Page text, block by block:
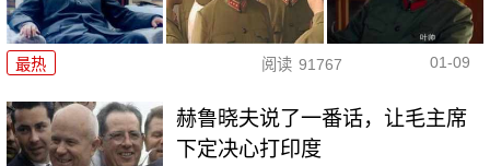
最热 阅读 91767 01-09
赫鲁晓夫说了一番话，让毛主席
下定决心打印度